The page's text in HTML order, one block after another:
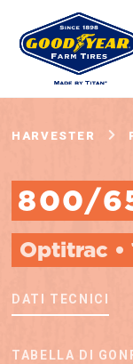
HARVESTER
800/
Optitrac •
DATI TECNICI
TABELLA DI